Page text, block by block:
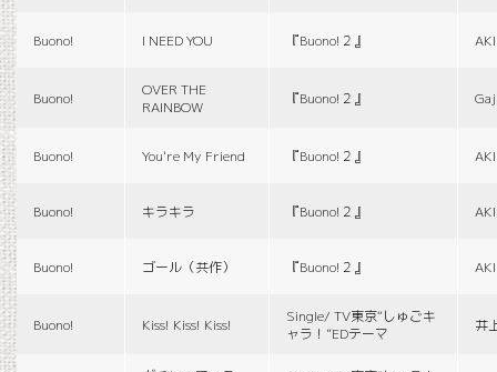
Buono! I NEED YOU 『Buono!２』
Buono!
OVER THE
RAINBOW
『Buono!２』
Buono! You're My Friend 『Buono!２』
Buono! キラキラ 『Buono!２』
Buono! ゴール（共作） 『Buono!２』
Buono! Kiss! Kiss! Kiss!
Single/ TV東京“しゅごキ
ャラ！”EDテーマ
井